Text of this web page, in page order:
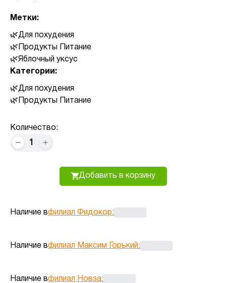
Метки:
Для похудения
Продукты Питание
Яблочный уксус
Категории:
Для похудения
Продукты Питание
Количество:
1
Добавить в корзину
Наличие вфилиал Фидокор:
Наличие вфилиал Максим Горький:
Наличие вфилиал Новза: